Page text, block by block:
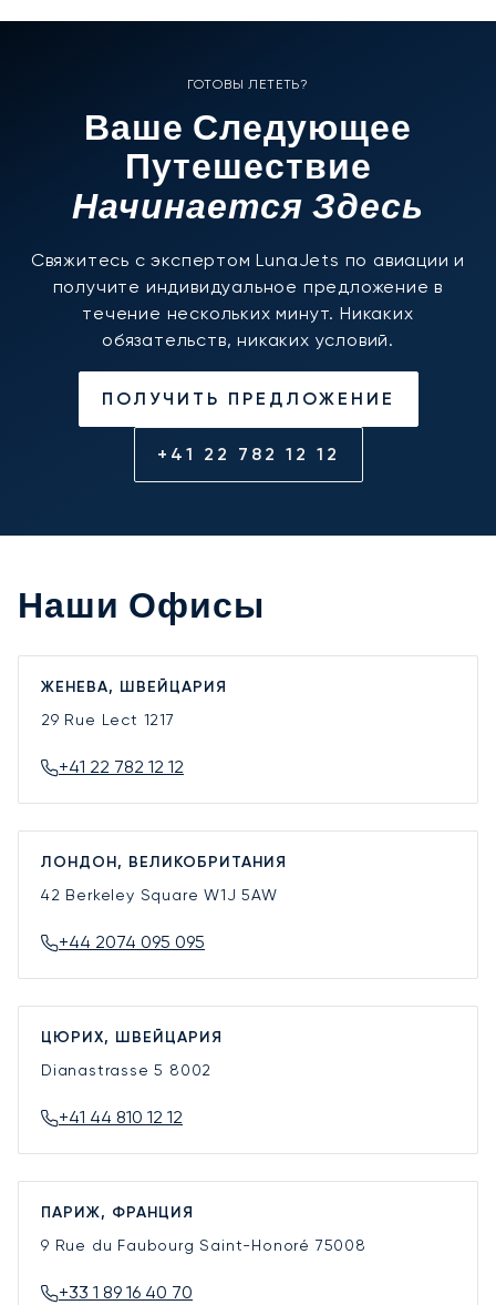
ГОТОВЫ ЛЕТЕТЬ?
Ваше Следующее
Путешествие
Начинается Здесь
Свяжитесь с экспертом LunaJets по авиации и
получите индивидуальное предложение в
течение нескольких минут. Никаких
обязательств, никаких условий.
ПОЛУЧИТЬ ПРЕДЛОЖЕНИЕ
+41 22 782 12 12
Наши Офисы
ЖЕНЕВА, ШВЕЙЦАРИЯ
29 Rue Lect 1217
+41 22 782 12 12
ЛОНДОН, ВЕЛИКОБРИТАНИЯ
42 Berkeley SquareW1J 5AW
+44 2074 095 095
ЦЮРИХ, ШВЕЙЦАРИЯ
Dianastrasse 5 8002
+41 44 810 12 12
ПАРИЖ, ФРАНЦИЯ
9 Rue du Faubourg Saint-Honoré 75008
+33 1 89 16 40 70